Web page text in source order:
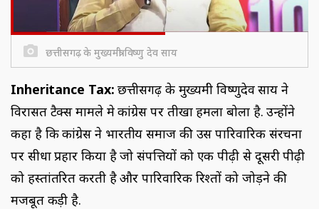
छत्तीसगढ़ के मुख्यमंत्री विष्णु देव साय
Inheritance Tax: छत्तीसगढ़ के मुख्यमंत्री विष्णुदेव साय ने
विरासत टैक्स मामले मे कांग्रेस पर तीखा हमला बोला है. उन्होंने
कहा है कि कांग्रेस ने भारतीय समाज की उस पारिवारिक संरचना
पर सीधा प्रहार किया है जो संपत्तियों को एक पीढ़ी से दूसरी पीढ़ी
को हस्तांतरित करती है और पारिवारिक रिश्तों को जोड़ने की
मजबूत कड़ी है.